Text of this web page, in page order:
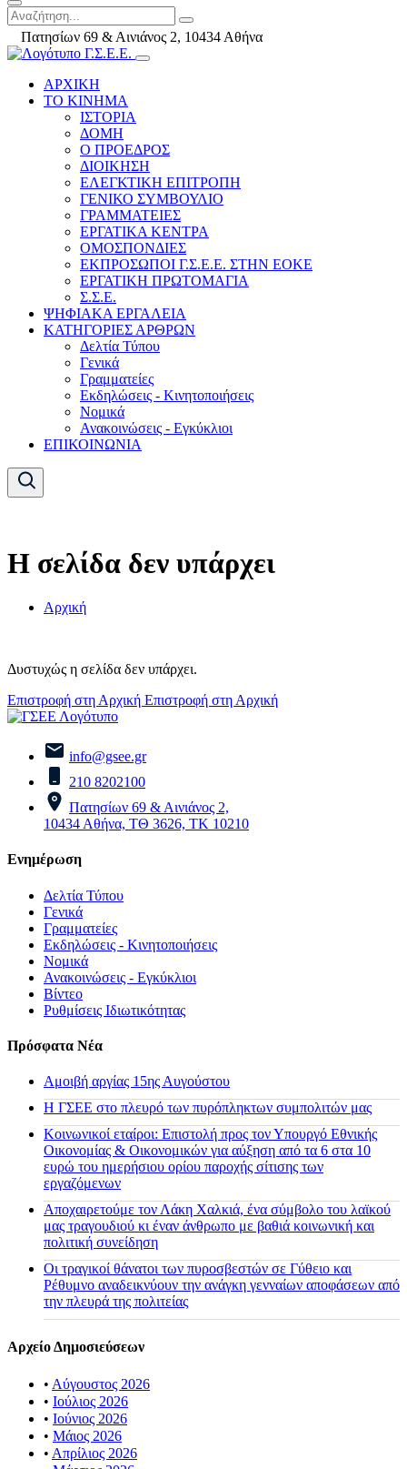
Πατησίων 69 & Αινιάνος 2, 10434 Αθήνα
ΑΡΧΙΚΗ
ΤΟ ΚΙΝΗΜΑ
ΙΣΤΟΡΙΑ
ΔΟΜΗ
Ο ΠΡΟΕΔΡΟΣ
ΔΙΟΙΚΗΣΗ
ΕΛΕΓΚΤΙΚΗ ΕΠΙΤΡΟΠΗ
ΓΕΝΙΚΟ ΣΥΜΒΟΥΛΙΟ
ΓΡΑΜΜΑΤΕΙΕΣ
ΕΡΓΑΤΙΚΑ ΚΕΝΤΡΑ
ΟΜΟΣΠΟΝΔΙΕΣ
ΕΚΠΡΟΣΩΠΟΙ Γ.Σ.Ε.Ε. ΣΤΗΝ ΕΟΚΕ
ΕΡΓΑΤΙΚΗ ΠΡΩΤΟΜΑΓΙΑ
Σ.Σ.Ε.
ΨΗΦΙΑΚΑ ΕΡΓΑΛΕΙΑ
ΚΑΤΗΓΟΡΙΕΣ ΑΡΘΡΩΝ
Δελτία Τύπου
Γενικά
Γραμματείες
Εκδηλώσεις - Κινητοποιήσεις
Νομικά
Ανακοινώσεις - Εγκύκλιοι
ΕΠΙΚΟΙΝΩΝΙΑ
Η σελίδα δεν υπάρχει
Αρχική
Δυστυχώς η σελίδα δεν υπάρχει.
Επιστροφή στη Αρχική Επιστροφή στη Αρχική
info@gsee.gr
210 8202100
Πατησίων 69 & Αινιάνος 2,
10434 Αθήνα, ΤΘ 3626, ΤΚ 10210
Ενημέρωση
Δελτία Τύπου
Γενικά
Γραμματείες
Εκδηλώσεις - Κινητοποιήσεις
Νομικά
Ανακοινώσεις - Εγκύκλιοι
Βίντεο
Ρυθμίσεις Ιδιωτικότητας
Πρόσφατα Νέα
Αμοιβή αργίας 15ης Αυγούστου
H ΓΣΕΕ στο πλευρό των πυρόπληκτων συμπολιτών μας
Κοινωνικοί εταίροι: Επιστολή προς τον Υπουργό Εθνικής
Οικονομίας & Οικονομικών για αύξηση από τα 6 στα 10
ευρώ του ημερήσιου ορίου παροχής σίτισης των
εργαζόμενων
Αποχαιρετούμε τον Λάκη Χαλκιά, ένα σύμβολο του λαϊκού
μας τραγουδιού κι έναν άνθρωπο με βαθιά κοινωνική και
πολιτική συνείδηση
Οι τραγικοί θάνατοι των πυροσβεστών σε Γύθειο και
Ρέθυμνο αναδεικνύουν την ανάγκη γενναίων αποφάσεων από
την πλευρά της πολιτείας
Αρχείο Δημοσιεύσεων
• Αύγουστος 2026
• Ιούλιος 2026
• Ιούνιος 2026
• Μάιος 2026
• Απρίλιος 2026